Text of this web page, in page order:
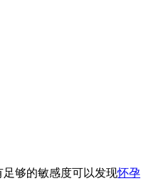
够的敏感度可以发现怀孕